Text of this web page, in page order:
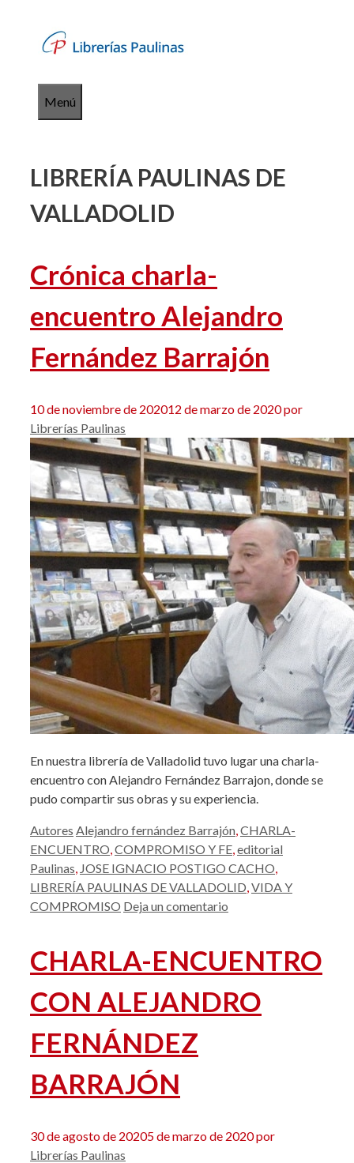
contenido
Menú
LIBRERÍA PAULINAS DE
VALLADOLID
Crónica charla-
encuentro Alejandro
Fernández Barrajón
10 de noviembre de 202012 de marzo de 2020por
Librerías Paulinas
En nuestra librería de Valladolid tuvo lugar una charla-
encuentro con Alejandro Fernández Barrajon, donde se
pudo compartir sus obras y su experiencia.
Categorías
Autores Etiquetas
Alejandro fernández Barrajón,CHARLA-
ENCUENTRO,COMPROMISO Y FE,editorial
Paulinas, JOSE IGNACIO POSTIGO CACHO,
LIBRERÍA PAULINAS DE VALLADOLID,VIDA Y
COMPROMISO Deja un comentario
CHARLA-ENCUENTRO
CON ALEJANDRO
FERNÁNDEZ
BARRAJÓN
30 de agosto de 20205 de marzo de 2020por
Librerías Paulinas